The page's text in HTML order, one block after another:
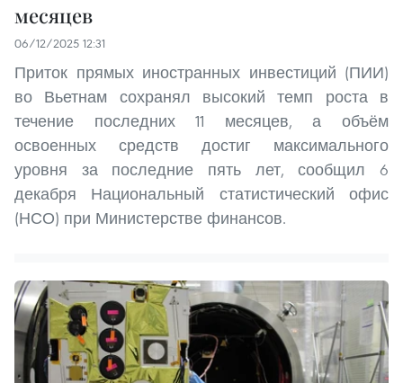
месяцев
06/12/2025 12:31
Приток прямых иностранных инвестиций (ПИИ)
во Вьетнам сохранял высокий темп роста в
течение последних 11 месяцев, а объём
освоенных средств достиг максимального
уровня за последние пять лет, сообщил 6
декабря Национальный статистический офис
(НСО) при Министерстве финансов.